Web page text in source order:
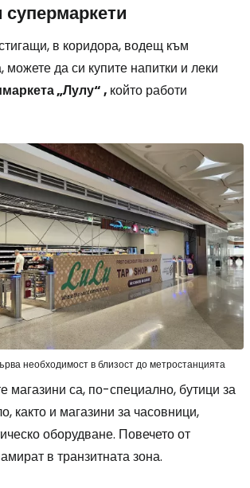
в коридора, водещ към
можете да си купите напитки и леки
„Лулу“ , който работи
необходимост в близост до метростанцията
магазини са, по-специално, бутици за
както и магазини за часовници,
оборудване. Повечето от
в транзитната зона.